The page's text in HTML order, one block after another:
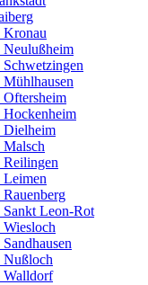
Kronau
Neulußheim
Oftersheim
Hockenheim
Dielheim
Malsch
Reilingen
Leimen
Sankt Leon-Rot
Nußloch
Walldorf